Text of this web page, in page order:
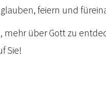
feiern und
mehr über Gott zu
Sie!